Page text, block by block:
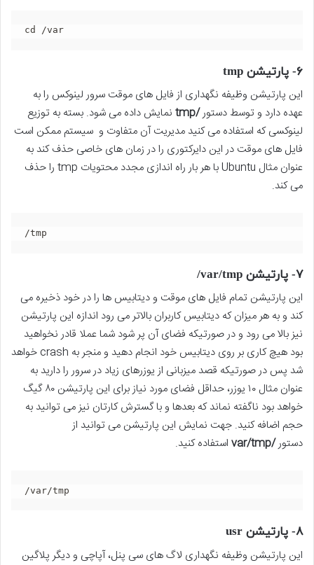
cd /var
۶- پارتیشن tmp
این پارتیشن وظیفه نگهداری از فایل های موقت سرور لینوکس را به
عهده دارد و توسط دستور/tmp
نمایش داده می شود. بسته به توزیع
لینوکسی که استفاده می کنید مدیریت آن متفاوت و سیستم ممکن است
فایل های موقت در این دایرکتوری را در زمان های خاصی حذف کند به
عنوان مثال Ubuntu با هر بار راه اندازی مجدد محتویات tmp را حذف
می کند.
/tmp
۷- پارتیشن var/tmp/
این پارتیشن تمام فایل های موقت و دیتابیس ها را در خود ذخیره می
کند و به هر میزان که دیتابیس کاربران بالاتر می رود اندازه این پارتیشن
نیز بالا می رود و در صورتیکه فضای آن پر شود شما عملا قادر نخواهید
بود هیچ کاری بر روی دیتابیس خود انجام دهید و منجر به crash خواهد
شد پس در صورتیکه قصد میزبانی از یوزرهای زیاد در سرور را دارید به
عنوان مثال ۱۰ یوزر، حداقل فضای مورد نیاز برای این پارتیشن ۸۰ گیگ
خواهد بود ناگفته نماند که بعدها و با گسترش کارتان نیز می توانید به
حجم اضافه کنید. جهت نمایش این پارتیشن می توانید از
دستور/var/tmp استفاده کنید.
/var/tmp
۸- پارتیشن usr
این پارتیشن وظیفه نگهداری لاگ های سی پنل، آپاچی و دیگر پلاگین